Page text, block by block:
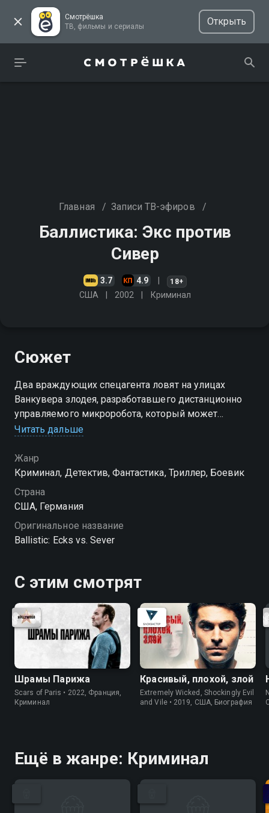
Смотрёшка
ТВ, фильмы и сериалы
Открыть
Главная / Записи ТВ-эфиров /
Баллистика: Экс против
Сивер
3.7 4.9 18+
США 2002 Криминал
Сюжет
Два враждующих спецагента ловят на улицах
Ванкувера злодея, разработавшего дистанционно
управляемого микроробота, который может
путешествовать по артериям и в нужный момент
Читать дальше
Жанр
Криминал, Детектив, Фантастика, Триллер, Боевик
Страна
США, Германия
Оригинальное название
Ballistic: Ecks vs. Sever
С этим смотрят
Шрамы Парижа
Scars of Paris • 2022, Франция,
Криминал
Красивый, плохой, злой
Extremely Wicked, Shockingly Evil
and Vile • 2019, США, Биография
Ещё в жанре: Криминал